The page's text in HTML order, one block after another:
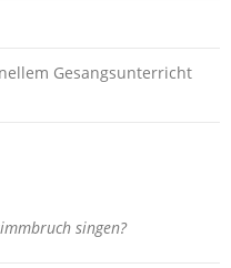
Gesangsunterricht
singen?